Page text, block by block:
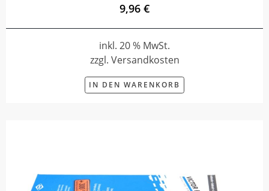
9,96 €
inkl. 20 % MwSt.
zzgl. Versandkosten
IN DEN WARENKORB